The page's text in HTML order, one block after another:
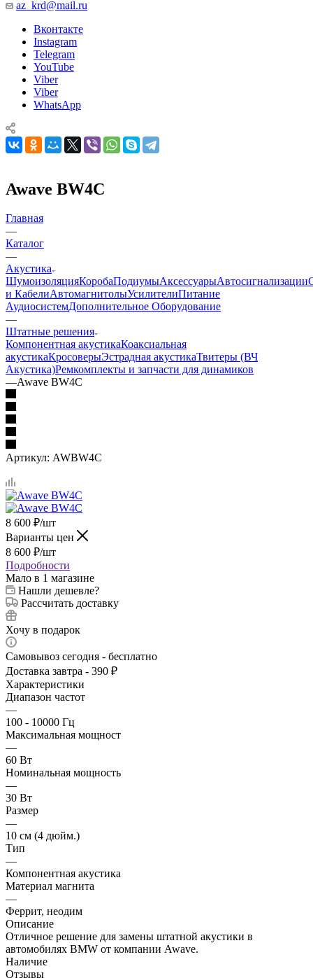
az_krd@mail.ru
Вконтакте
Instagram
Telegram
YouTube
Viber
Viber
WhatsApp
Awave BW4C
Главная
—
Каталог
—
Акустика
ШумоизоляцияКоробаПодиумыАксессуарыАвтосигнализации
и КабелиАвтомагнитолыУсилителиПитание
АудиосистемДополнительное Оборудование
—
Штатные решения
Компонентная акустикаКоаксиальная
акустикаКросоверыЭстрадная акустикаТвитеры (ВЧ
Акустика)Ремкомплекты и запчасти для динамиков
—Awave BW4C
Артикул: AWBW4C
8 600 ₽/шт
Варианты цен
8 600 ₽/шт
Подробности
Мало в 1 магазине
Нашли дешевле?
Рассчитать доставку
Хочу в подарок
Самовывоз сегодня - бесплатно
Доставка завтра - 390 ₽
Характеристики
Диапазон частот
—
100 - 10000 Гц
Максимальная мощност
—
60 Вт
Номинальная мощность
—
30 Вт
Размер
—
10 см (4 дюйм.)
Тип
—
Компонентная акустика
Материал магнита
—
Феррит, неодим
Описание
Отличное решение для замены штатной акустики в
автомобилях BMW от компании Awave.
Наличие
Отзывы